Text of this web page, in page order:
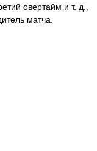
овертайм и т. д.,
матча.